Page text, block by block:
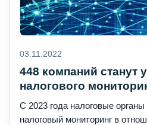
03.11.2022
448 компаний станут
налогового
С 2023 года налоговые
налоговый мониторинг в